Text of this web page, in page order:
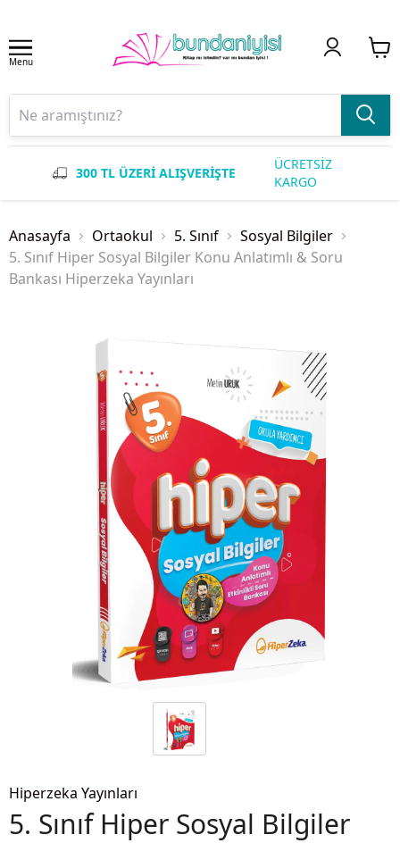
Menu
300 TL ÜZERİ ALIŞVERİŞTE
ÜCRETSİZ
KARGO
Anasayfa Ortaokul 5. Sınıf
Sosyal Bilgiler
5. Sınıf Hiper Sosyal Bilgiler Konu Anlatımlı & Soru
Bankası Hiperzeka Yayınları
Hiperzeka Yayınları
5. Sınıf Hiper Sosyal Bilgiler